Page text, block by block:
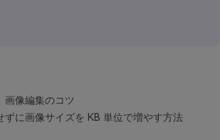
画像編集のコツ
ずに画像サイズを KB 単位で増やす方法